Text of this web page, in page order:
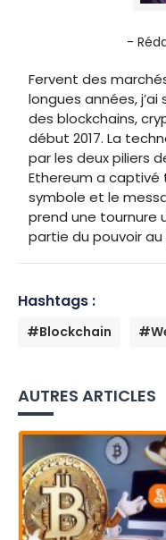
-
Fervent des
longues années,
des blockchains,
début 2017. La
par les deux piliers
Ethereum a
symbole et le
prend une tournure
partie du pouvoir au
Hashtags :
#Blockchain
AUTRES ARTICLES